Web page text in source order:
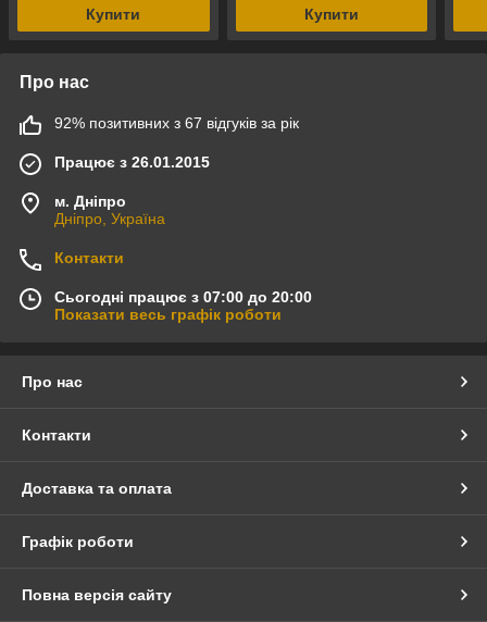
Купити Купити
Про нас
92% позитивних з 67 відгуків за рік
Працює з 26.01.2015
м. Дніпро
Дніпро, Україна
Контакти
Сьогодні працює з 07:00 до 20:00
Показати весь графік роботи
Про нас
Контакти
Доставка та оплата
Графік роботи
Повна версія сайту